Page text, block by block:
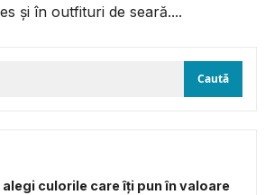
și în outfituri de seară....
alegi culorile care îți pun în valoare